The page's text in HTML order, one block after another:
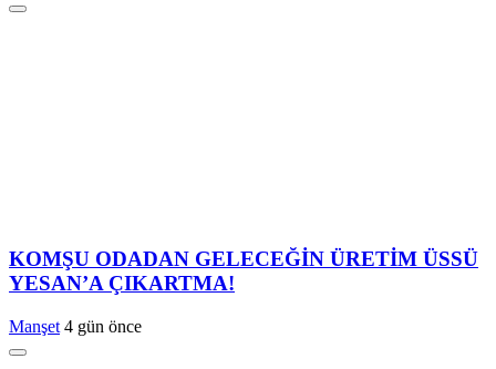
KOMŞU ODADAN GELECEĞİN ÜRETİM ÜSSÜ
YESAN’A ÇIKARTMA!
Manşet 4 gün önce